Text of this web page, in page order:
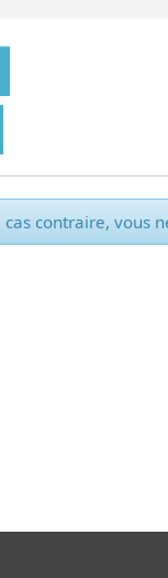
contraire, vous